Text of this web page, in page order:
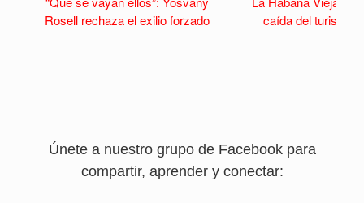
Rosell rechaza el exilio forzado
caída del turismo
Únete a nuestro grupo de Facebook para
compartir, aprender y conectar: